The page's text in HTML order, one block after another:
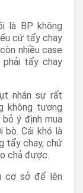
là BP không
cứ tẩy chay
nhiều case
phải tẩy chay
nhân sự rất
không tương
ý định mua
Cái khó là
tẩy chay, chứ
chả được.
cơ sở để lên